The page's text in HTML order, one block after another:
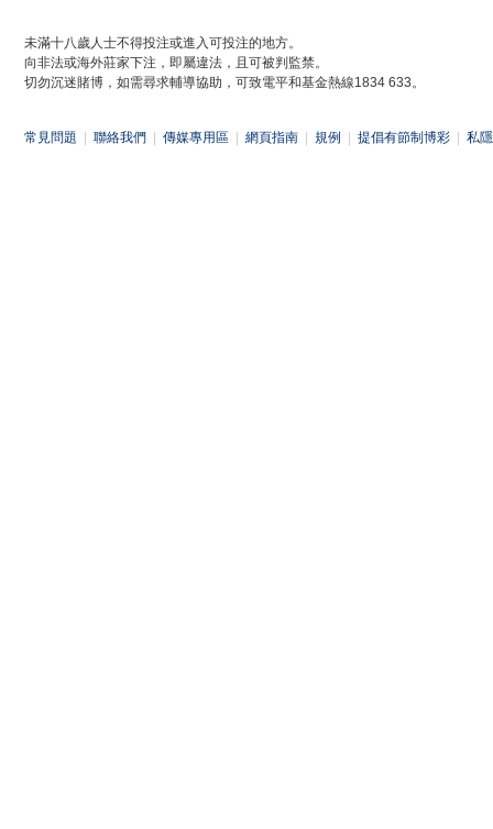
未滿十八歲人士不得投注或進入可投注的地方。
向非法或海外莊家下注，即屬違法，且可被判監禁。
切勿沉迷賭博，如需尋求輔導協助，可致電平和基金熱線1834 633。
常見問題 聯絡我們 傳媒專用區 網頁指南 規例 提倡有節制博彩 私